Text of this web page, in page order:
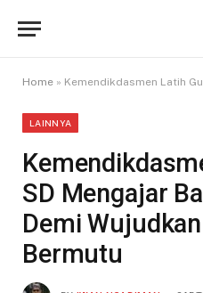
Home » Kemendikdasmen Latih Guru SD Mengajar
LAINNYA
SD Mengajar
Demi
Bermutu